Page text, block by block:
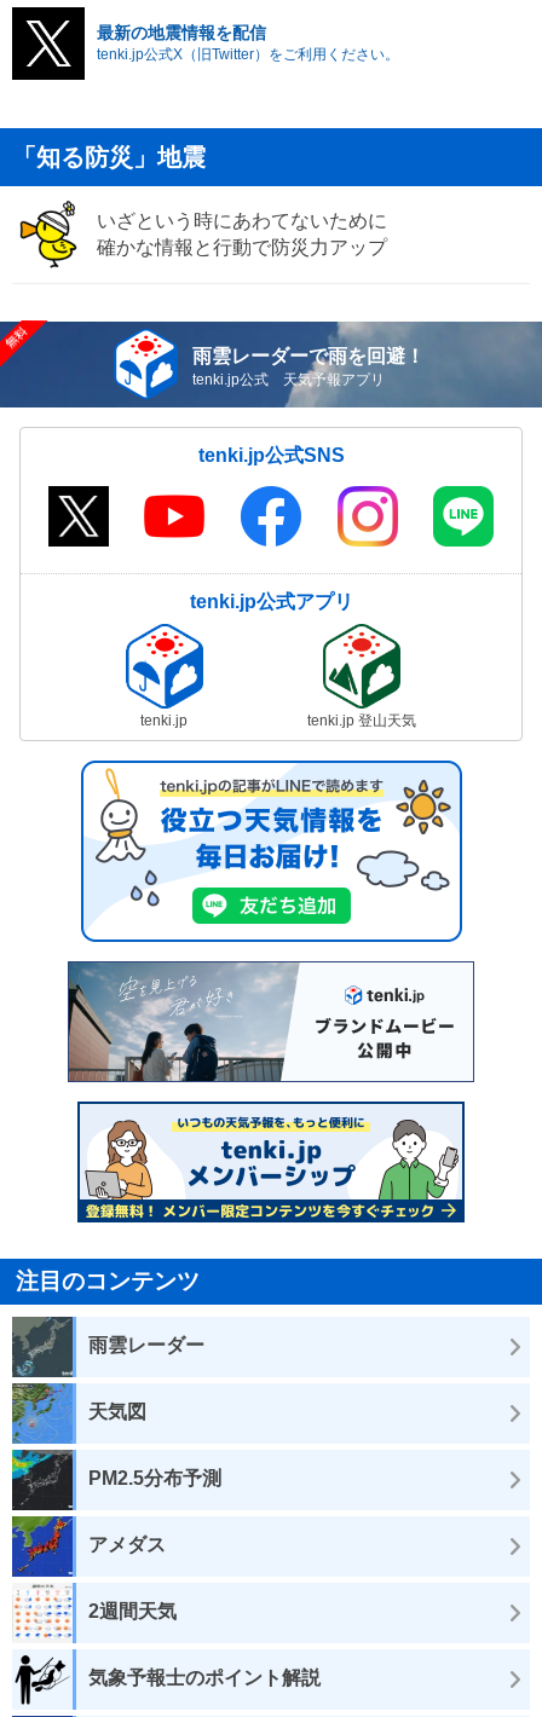
最新の地震情報を配信
tenki.jp公式X（旧Twitter）をご利用ください。
「知る防災」地震
いざという時にあわてないために
確かな情報と行動で防災力アップ
雨雲レーダーで雨を回避！
tenki.jp公式 天気予報アプリ
tenki.jp公式SNS
tenki.jp公式アプリ
tenki.jp tenki.jp 登山天気
注目のコンテンツ
雨雲レーダー
天気図
PM2.5分布予測
アメダス
2週間天気
気象予報士のポイント解説